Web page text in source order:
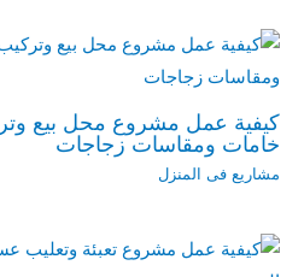
كيفية عمل مشروع محل بيع
خامات ومقاسات زجاجات
مشاريع فى المنزل